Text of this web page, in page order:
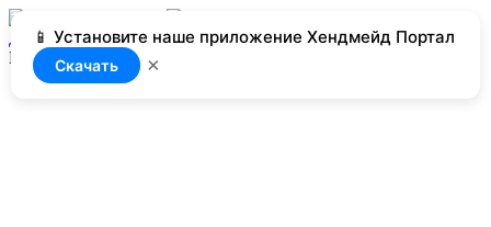
📱 Установите наше приложение Хендмейд Портал
Скачать ×
Добавить
Нет доступа